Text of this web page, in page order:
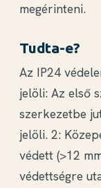
környékén
eloszlatja a hőt
hőleadást.
Az Atlantic
képest. Ez
fűtőrácsban
megérinteni.
Tudta-e?
Az IP24
jelöli: Az első
szerkezetbe
jelöli. 2:
védett (>12
védettségre